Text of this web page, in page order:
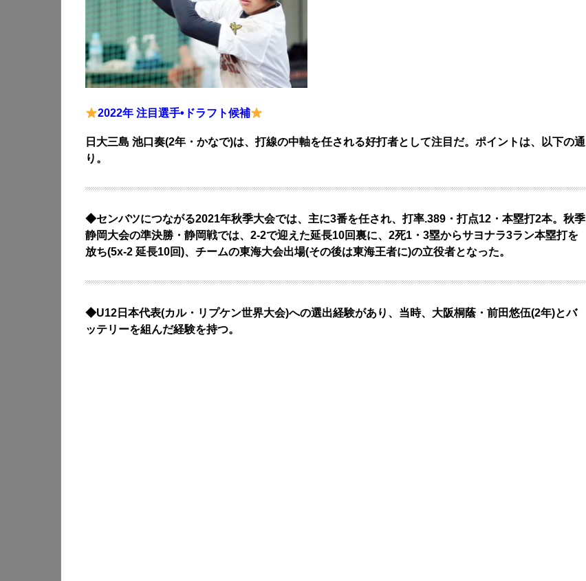
2022年 注目選手•ドラフト候補
日大三島 池口奏(2年・かなで)は、打線の中軸を任される好打者として注目だ。ポイントは、以下の通
り。
◆センバツにつながる2021年秋季大会では、主に3番を任され、打率.389・打点12・本塁打2本。 秋季
静岡大会の準決勝・静岡戦では、2-2で迎えた延長10回裏に、2死1・3塁からサヨナラ3ラン本塁打を
放ち(5x-2 延長10回)、チームの東海大会出場(その後は東海王者に)の立役者となった。
◆U12日本代表(カル・リプケン世界大会)への選出経験があり、当時、大阪桐蔭・前田悠伍(2年)とバ
ッテリーを組んだ経験を持つ。